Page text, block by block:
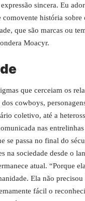
sincera. Eu
comovente história sobre
que são marcas ou
Moacyr.
que cerceiam os
cowboys,
coletivo, até a
nas
se passa no final do
na sociedade desde o
atual. “Porque
Ela não precisou
fácil o